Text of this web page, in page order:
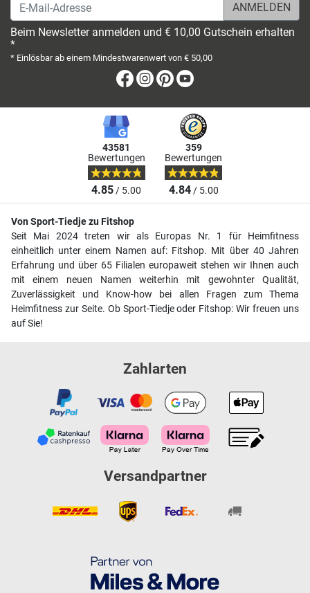
Beim Newsletter anmelden und € 10,00 Gutschein erhalten
*
* Einlösbar ab einem Mindestwarenwert von € 50,00
Facebook
Instagram
Pinterest
43581
Bewertungen
4.85/ 5.00
359
Bewertungen
4.84/ 5.00
Von Sport-Tiedje zu Fitshop
Seit Mai 2024 treten wir als Europas Nr. 1 für Heimfitness
einheitlich unter einem Namen auf: Fitshop. Mit über 40 Jahren
Erfahrung und über 65 Filialen europaweit stehen wir Ihnen auch
mit einem neuen Namen weiterhin mit gewohnter Qualität,
Zuverlässigkeit und Know-how bei allen Fragen zum Thema
Heimfitness zur Seite. Ob Sport-Tiedje oder Fitshop: Wir freuen uns
auf Sie!
Zahlarten
Versandpartner